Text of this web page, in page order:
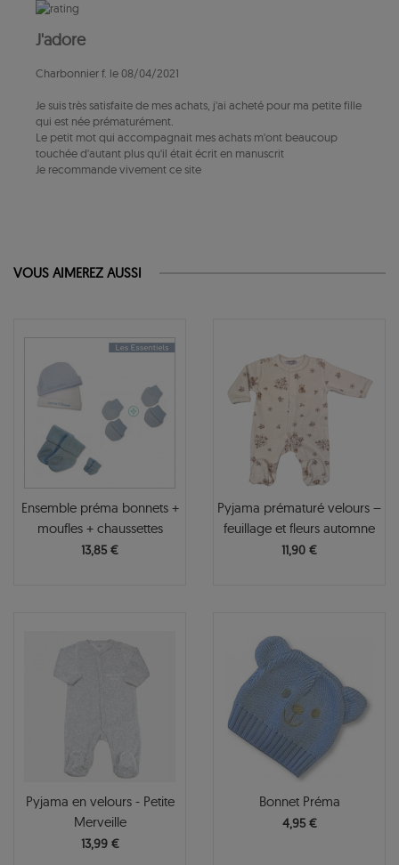
J'adore
Charbonnier f. le 08/04/2021
Je suis très satisfaite de mes achats, j'ai acheté pour ma petite fille
qui est née prématurément.
Le petit mot qui accompagnait mes achats m'ont beaucoup
touchée d'autant plus qu'il était écrit en manuscrit
Je recommande vivement ce site
VOUS AIMEREZ AUSSI
Ensemble préma bonnets +
moufles + chaussettes
13,85 €
Pyjama prématuré velours –
feuillage et fleurs automne
11,90 €
Pyjama en velours - Petite
Merveille
13,99 €
Bonnet Préma
4,95 €